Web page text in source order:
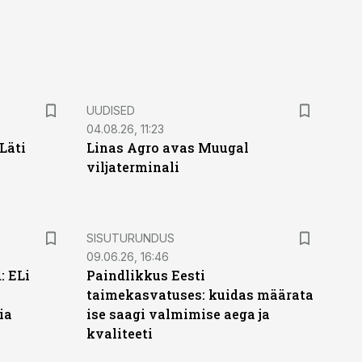
UUDISED
04.08.26, 11:23
Linas Agro avas Muugal
viljaterminali
ELi
ST
SISUTURUNDUS
09.06.26, 16:46
Paindlikkus Eesti
taimekasvatuses: kuidas määrata
ise saagi valmimise aega ja
kvaliteeti